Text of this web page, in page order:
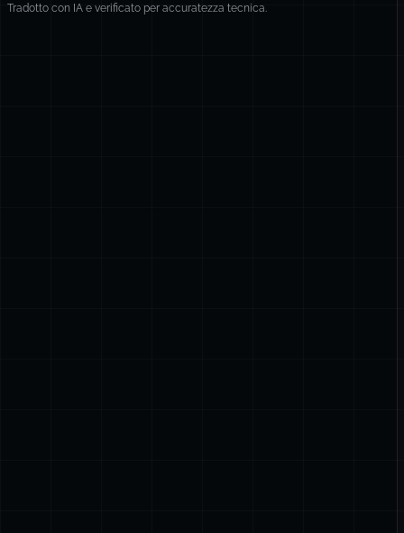
Tradotto con IA e verificato per accuratezza tecnica.